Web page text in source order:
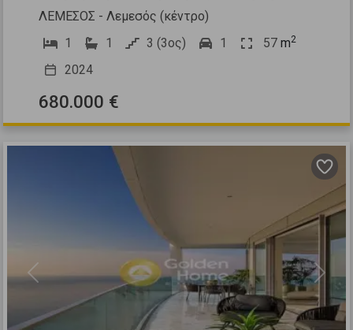
ΛΕΜΕΣΟΣ - Λεμεσός (κέντρο)
1
1 3 (3ος) 1 57 m2
2024
680.000 €
Previous Next